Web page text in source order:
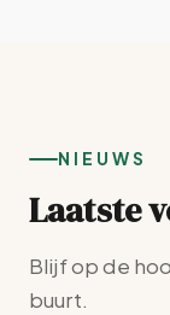
NIEUWS
Laatste
Blijf op de
buurt.